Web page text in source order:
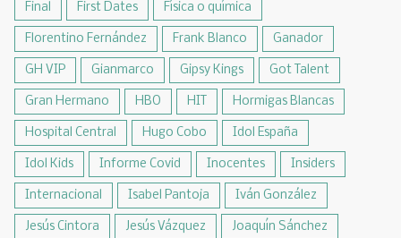
Final First Dates Física o química
Florentino Fernández Frank Blanco Ganador
GH VIP Gianmarco Gipsy Kings Got Talent
Gran Hermano HBO HIT Hormigas Blancas
Hospital Central Hugo Cobo Idol España
Idol Kids Informe Covid Inocentes Insiders
Internacional Isabel Pantoja Iván González
Jesús Cintora Jesús Vázquez Joaquín Sánchez